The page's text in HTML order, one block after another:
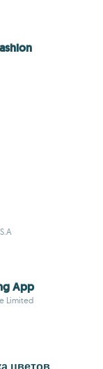
App
Limited